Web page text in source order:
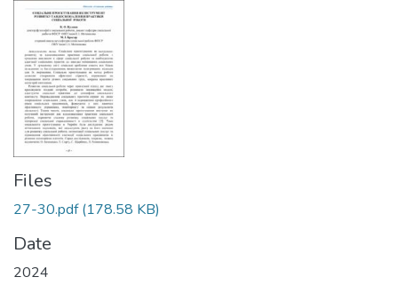
Files
27-30.pdf(178.58 KB)
Date
2024